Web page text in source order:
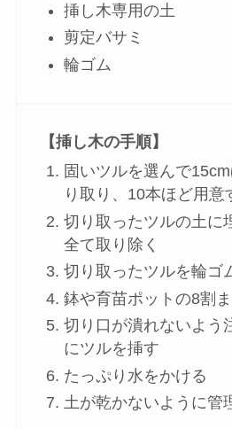
挿し木専用の土
剪定バサミ
輪ゴム
【挿し木の手順】
固いツルを選んで
り取り、10本ほど用意
切り取ったツルの土に
全て取り除く
切り取ったツルを輪ゴ
鉢や育苗ポットの8割
切り口が潰れないよう
にツルを挿す
たっぷり水をかける
土が乾かないように管